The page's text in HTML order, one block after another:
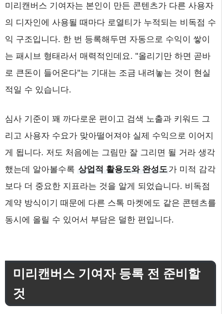
미리캔버스 기여자는 본인이 만든 콘텐츠가 다른 사용자
의 디자인에 사용될 때마다 로열티가 누적되는 비독점 수
익 구조입니다. 한 번 등록해두면 자동으로 수익이 쌓이
는 패시브 형태라서 매력적인데요. "올리기만 하면 곧바
로 큰돈이 들어온다"는 기대는 조금 내려놓는 것이 현실
적일 수 있습니다.
심사 기준이 꽤 까다로운 편이고 검색 노출과 키워드 그
리고 사용자 수요가 맞아떨어져야 실제 수익으로 이어지
게 됩니다. 저도 처음에는 그림만 잘 그리면 될 거라 생각
했는데 알아볼수록 상업적 활용도와 완성도가 미적 감각
보다 더 중요한 지표라는 것을 알게 되었습니다. 비독점
계약 방식이기 때문에 다른 스톡 마켓에도 같은 콘텐츠를
동시에 올릴 수 있어서 부담은 덜한 편입니다.
미리캔버스 기여자 등록 전 준비할
것